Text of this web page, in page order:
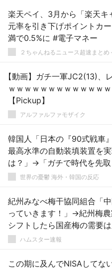
楽天ペイ、3月から「楽天キ
元率を引き下げポイントカ
満で0.5%に #電子マネー
２ちゃんねるニュース超速まとめ
【動画】ガチ一軍JC2(13)、
ｗｗｗｗｗｗｗｗｗｗｗｗ
【Pickup】
アルファルファモザイク
韓国人「日本の『90式戦車
最高水準の自動装填装置を
は？」→「ガチで時代を先
ﾌﾞﾙ」世界の憂鬱 海外・韓国の反応
紀州みなべ梅干協同組合「
っていきます！」→紀州梅
シフトしたら国産梅の需要は
傷のある梅を使った国産梅肉
ハムスター速報
この期に及んでNISAしてな